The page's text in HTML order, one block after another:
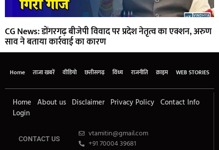
CG News: डोंगरगढ़ बीजेपी विवाद पर प्रदेश नेतृत्व का एक्शन, अरुण
साव ने बताया कार्रवाई का कारण
Home ताजा खबरें वीडियो छत्तीसगढ़ विंध्य राजनीति क्राइम WEB STORIES
Home About us Disclaimer Privacy Policy Contact Info
Login
CONTACT US
vtamitin@gmail.com
+91 70004 39681